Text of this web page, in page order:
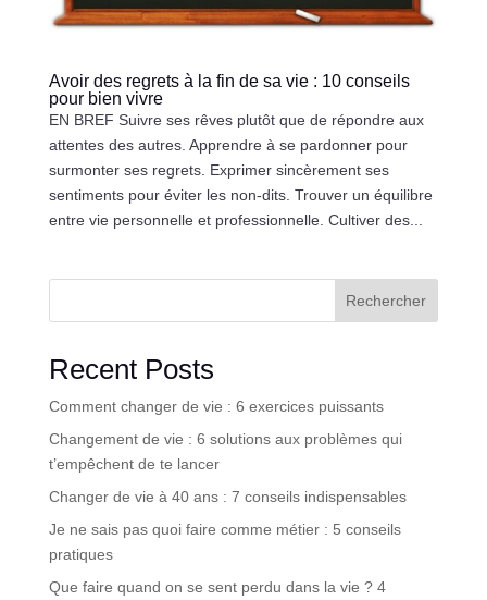
Avoir des regrets à la fin de sa vie : 10 conseils
pour bien vivre
EN BREF Suivre ses rêves plutôt que de répondre aux
attentes des autres. Apprendre à se pardonner pour
surmonter ses regrets. Exprimer sincèrement ses
sentiments pour éviter les non-dits. Trouver un équilibre
entre vie personnelle et professionnelle. Cultiver des...
Rechercher
Recent Posts
Comment changer de vie : 6 exercices puissants
Changement de vie : 6 solutions aux problèmes qui
t’empêchent de te lancer
Changer de vie à 40 ans : 7 conseils indispensables
Je ne sais pas quoi faire comme métier : 5 conseils
pratiques
Que faire quand on se sent perdu dans la vie ? 4